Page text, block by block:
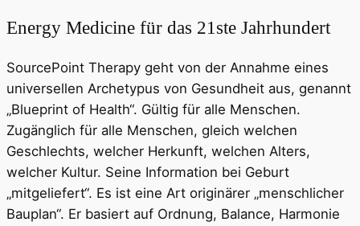
Energy Medicine für das 21ste Jahrhundert
SourcePoint Therapy geht von der Annahme eines
universellen Archetypus von Gesundheit aus, genannt
„Blueprint of Health“. Gültig für alle Menschen.
Zugänglich für alle Menschen, gleich welchen
Geschlechts, welcher Herkunft, welchen Alters,
welcher Kultur. Seine Information bei Geburt
„mitgeliefert“. Es ist eine Art originärer „menschlicher
Bauplan“. Er basiert auf Ordnung, Balance, Harmonie